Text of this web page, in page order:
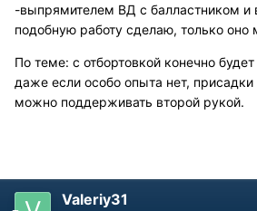
-выпрямителем ВД с балластником и
подобную работу сделаю, только оно
По теме: с отбортовкой конечно
даже если особо опыта нет,
можно поддерживать второй рукой.
Valeriy31